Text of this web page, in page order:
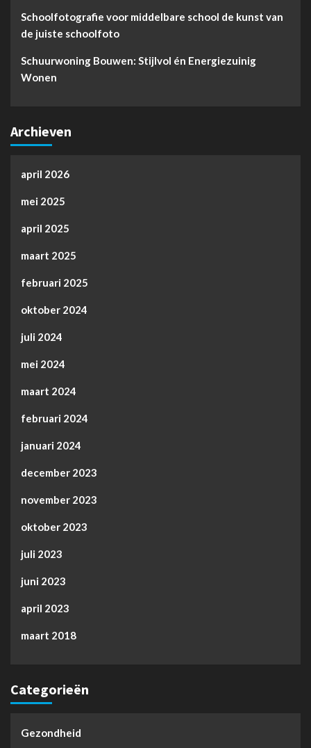
Schoolfotografie voor middelbare school de kunst van
de juiste schoolfoto
Schuurwoning Bouwen: Stijlvol én Energiezuinig
Wonen
Archieven
april 2026
mei 2025
april 2025
maart 2025
februari 2025
oktober 2024
juli 2024
mei 2024
maart 2024
februari 2024
januari 2024
december 2023
november 2023
oktober 2023
juli 2023
juni 2023
april 2023
maart 2018
Categorieën
Gezondheid